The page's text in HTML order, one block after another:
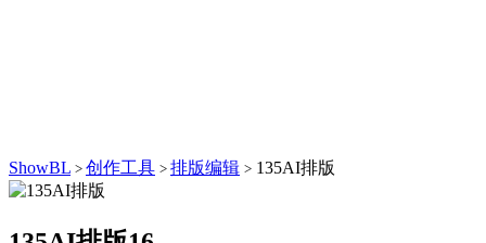
ShowBL > 创作工具 > 排版编辑 > 135AI排版